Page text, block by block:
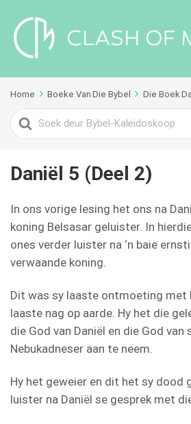
Home Boeke Van Die Bybel Die Boek
Search
For
Daniël 5 (Deel 2)
In ons vorige lesing het ons na
koning Belsasar geluister. In
ones verder luister na ‘n baie
verwaande koning.
Dit was sy laaste ontmoeting met
laaste nag op aarde. Hy het die
die God van Daniël en die God van
Nebukadneser aan te neem.
Hy het geweier en dit het sy dood
luister na Daniël se gesprek met